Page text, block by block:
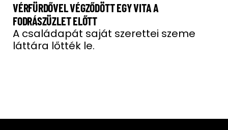
VÉRFÜRDŐVEL VÉGZŐDÖTT EGY VITA A
FODRÁSZÜZLET ELŐTT
A családapát saját szerettei szeme
láttára lőtték le.